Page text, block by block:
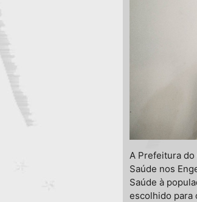
A Prefeitura
Saúde nos
Saúde à
escolhido para